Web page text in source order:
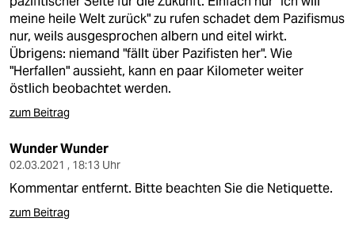
meine heile Welt zurück" zu rufen schadet dem Pazifismus
nur, weils ausgesprochen albern und eitel wirkt.
Übrigens: niemand "fällt über Pazifisten her". Wie
"Herfallen" aussieht, kann en paar Kilometer weiter
östlich beobachtet werden.
zum Beitrag
Wunder Wunder
02.03.2021 , 18:13 Uhr
Kommentar entfernt. Bitte beachten Sie die Netiquette.
zum Beitrag